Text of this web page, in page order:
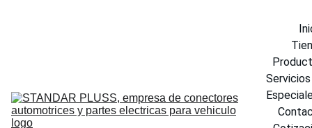
Servicios